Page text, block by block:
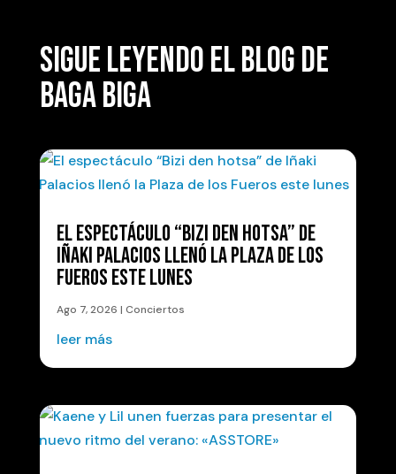
SIGUE LEYENDO EL BLOG DE
BAGA BIGA
EL ESPECTÁCULO “BIZI DEN HOTSA” DE
IÑAKI PALACIOS LLENÓ LA PLAZA DE LOS
FUEROS ESTE LUNES
Ago 7, 2026 | Conciertos
leer más